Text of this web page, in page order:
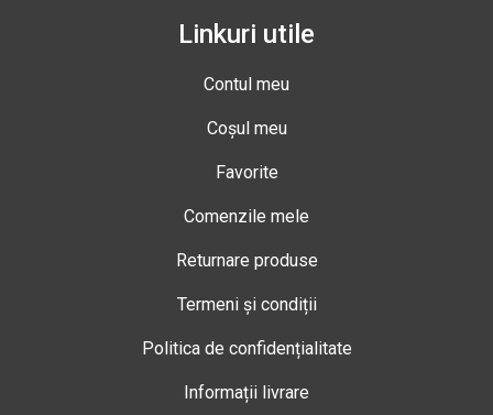
Linkuri utile
Contul meu
Coșul meu
Favorite
Comenzile mele
Returnare produse
Termeni și condiții
Politica de confidențialitate
Informații livrare